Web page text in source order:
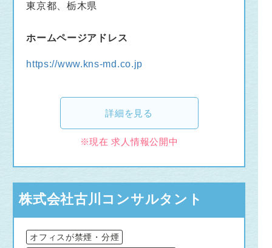
東京都、栃木県
ホームページアドレス
https://www.kns-md.co.jp
詳細を見る
※現在 求人情報公開中
株式会社古川コンサルタント
オフィスが禁煙・分煙